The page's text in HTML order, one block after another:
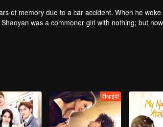
of memory due to a car accident. When he
was a commoner girl with nothing; but
Group. However, Sheng Nanfang had to "marry"
वीआईपी